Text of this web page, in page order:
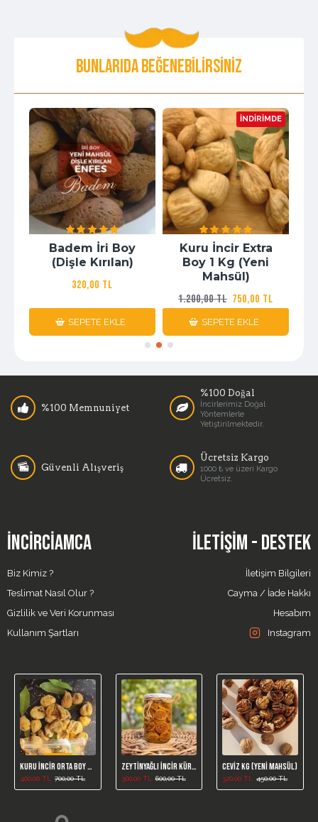
BUNLARIDA BEĞENEBILIRSINIZ
Badem İri Boy
(Dişle Kırılan)
320,00 TL
SEPETE EKLE
İNDIRIMDE
Kuru İncir Extra
Boy 1 Kg (Yeni
Mahsül)
750,00 TL
1.200,00 TL
SEPETE EKLE
%100 Memnuniyet
%100 Doğal
İncirlerimiz Doğal
Yöntemlerle
Yetiştirilmektedir.
Güvenli Alışveriş
Ücretsiz Kargo
1000 ₺ ve üzeri Kargo
Ücretsiz.
İNCIRCIAMCA
Biz Kimiz ?
Teslimat Nasıl Olur ?
Gizlilik ve Veri Korunması
Kullanım Şartları
İLETIŞIM - DESTEK
İletişim Bilgileri
Cayma / İade Hakkı
Hesabım
Instagram
Kuru İncir Orta Boy 1kg (Yeni Mahsül)
400,00 TL 700,00 TL
Zeytinyağlı İncir Kürü /650 Gr
300,00 TL 600,00 TL
Ceviz Kg (Yeni Mahsül)
320,00 TL 450,00 TL